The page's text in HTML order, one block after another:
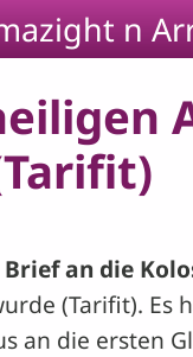
n
Brief an die
(Tarifit). Es
an die ersten